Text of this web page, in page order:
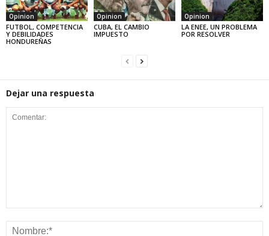
Opinion
FUTBOL, COMPETENCIA
Y DEBILIDADES
HONDUREÑAS
Opinion
CUBA, EL CAMBIO
IMPUESTO
Opinion
LA ENEE, UN PROBLEMA
POR RESOLVER
Dejar una respuesta